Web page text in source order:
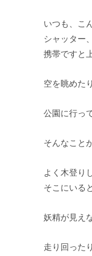
いつも、こ
シャッター
携帯ですと
空を眺めた
公園に行っ
そんなこと
よく木登り
そこにいる
妖精が見え
走り回った